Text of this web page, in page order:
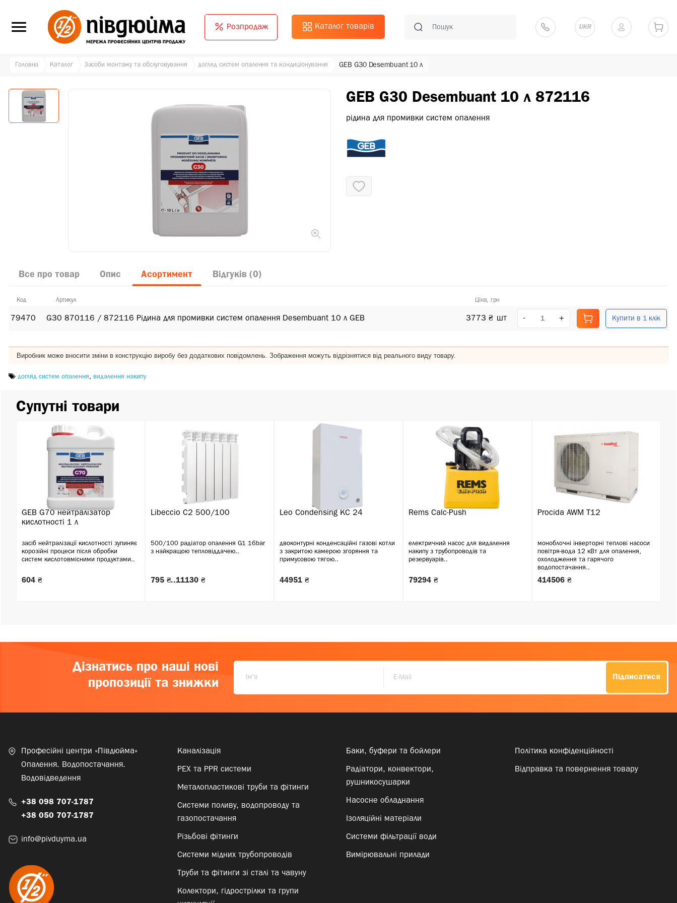
Розпродаж Каталог товарів UKR
Головна Каталог Засоби монтажу та обслуговування догляд систем опалення та кондиціонування GEB G30 Desembuant 10 л
GEB G30 Desembuant 10 л 872116
рідина для промивки систем опалення
Все про товар Опис Асортимент Відгуків (0)
Код Артикул Ціна, грн
79470 G30 870116 / 872116 Рідина для промивки систем опалення Desembuant 10 л GEB 3773 ₴ шт - + Купити в 1 клік
Виробник може вносити зміни в конструкцію виробу без додаткових повідомлень. Зображення можуть відрізнятися від реального виду товару.
догляд систем опалення видалення накипу
Супутні товари
GEB G70 нейтралізатор
кислотності 1 л
засіб нейтралізації кислотності зупиняє
корозійні процеси після обробки
систем кислотовмісними продуктами..
604 ₴
Libeccio C2 500/100
500/100 радіатор опалення G1 16bar
з найкращою тепловіддачею..
795 ₴..11130 ₴
Leo Condensing KC 24
двоконтурні конденсаційні газові котли
з закритою камерою згоряння та
примусовою тягою..
44951 ₴
Rems Calc-Push
електричний насос для видалення
накипу з трубопроводів та
резервуарів..
79294 ₴
Procida AWM T12
моноблочні інверторні теплові насоси
повітря-вода 12 кВт для опалення,
охолодження та гарячого
водопостачання..
414506 ₴
Дізнатись про наші нові
пропозиції та знижки
Підписатися
Професійні центри «Півдюйма»
Опалення. Водопостачання.
Водовідведення
+38 098 707-1787
+38 050 707-1787
info@pivduyma.ua
Каналізація
PEX та PPR системи
Металопластикові труби та фітинги
Системи поливу, водопроводу та
газопостачання
Різьбові фітинги
Системи мідних трубопроводів
Труби та фітинги зі сталі та чавуну
Колектори, гідрострілки та групи
Баки, буфери та бойлери
Радіатори, конвектори,
рушникосушарки
Насосне обладнання
Ізоляційні матеріали
Системи фільтрації води
Вимірювальні прилади
Політика конфіденційності
Відправка та повернення товару